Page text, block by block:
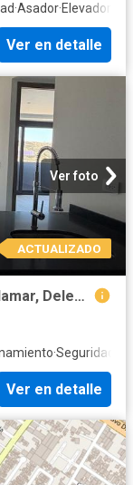
·Asador·Elevador
Ver en detalle
Ver foto
ACTUALIZADO
Departamento en renta Boulevard Alamar, Delegación La Mesa, Tijuana, Municipio De Tijuana, Baja California, 22104, México
·Seguridad
Ver en detalle